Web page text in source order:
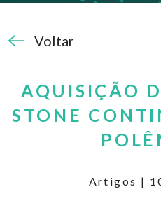
Voltar
AQUISIÇÃO
STONE
Artigos |